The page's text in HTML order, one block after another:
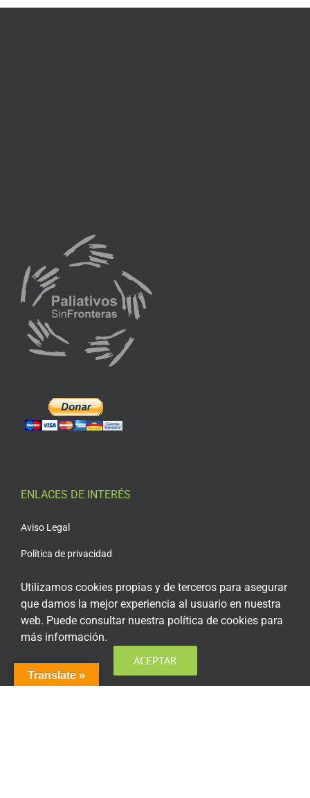
ENLACES DE INTERÉS
Aviso Legal
Política de privacidad
Política de cookies
Condiciones generales de contratación
Acceso plataforma de teleformación
Translate »
Utilizamos cookies propias y de terceros para asegurar
que damos la mejor experiencia al usuario en nuestra
web. Puede consultar nuestra política de cookies para
más información.
ACEPTAR